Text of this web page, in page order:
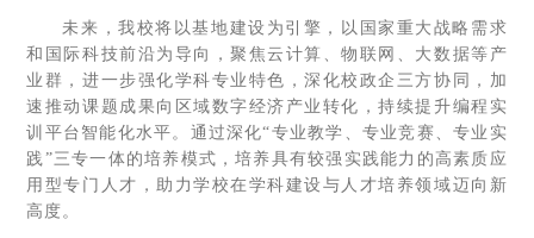
未来，我校将以基地建设为引擎，以国家重大战略需求
和国际科技前沿为导向，聚焦云计算、物联网、大数据等产
业群，进一步强化学科专业特色，深化校政企三方协同，加
速推动课题成果向区域数字经济产业转化，持续提升编程实
训平台智能化水平。通过深化“专业教学、专业竞赛、专业实
践”三专一体的培养模式，培养具有较强实践能力的高素质应
用型专门人才，助力学校在学科建设与人才培养领域迈向新
高度。